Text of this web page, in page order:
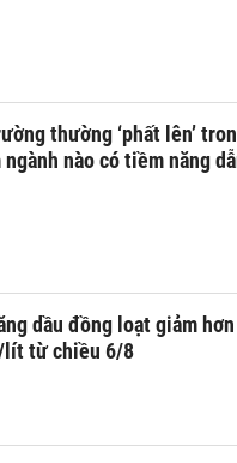
thường ‘phất lên’
ngành nào có tiềm năng
dầu đồng loạt giảm
lít từ chiều 6/8